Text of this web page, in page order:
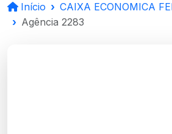
Início
CAIXA ECONOMICA
Agência 2283